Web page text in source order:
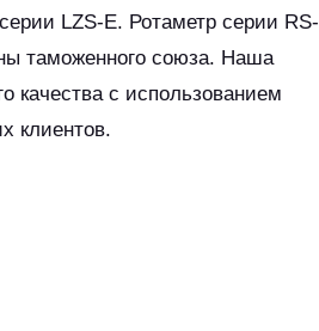
LZS-E. Ротаметр серии RS-
таможенного союза. Наша
качества с использованием
клиентов.